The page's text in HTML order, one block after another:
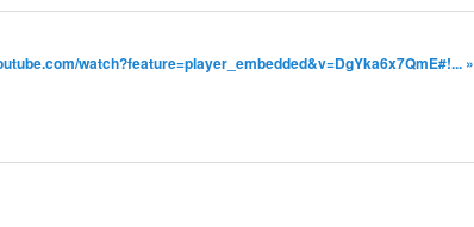
watch?feature=player_embedded&v=DgYka6x7QmE#!... »